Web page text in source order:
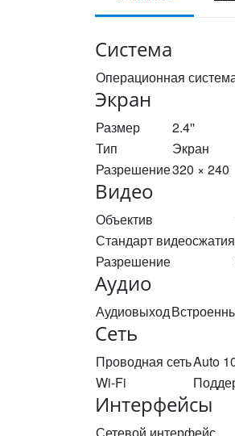
Система
Операционная
Экран
Размер
2.4''
Тип
Экран
Разрешение320 × 240
Видео
Объектив
Стандарт видеосжатия
Разрешение
Аудио
Аудиовыход
Сеть
Проводная сетьAuto
Wi-Fi
Интерфейсы